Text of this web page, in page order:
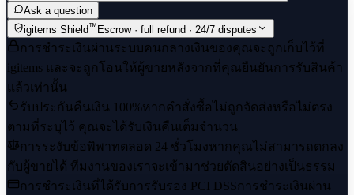
Ask a question
igitems Shield™ Escrow · full refund · 24/7 disputes
การชำระเงินผ่านระบบคนกลางเงินของคุณจะถูกเก็บไว้ที่
igitems และจะถูกโอนให้ผู้ขายหลังจากที่คุณยืนยันการรับสินค้า
แล้วเท่านั้น
รับประกันคืนเงิน 100%หากคำสั่งซื้อไม่ถูกจัดส่งหรือไม่ตรง
ตามที่ระบุไว้ คุณจะได้รับเงินคืนเต็มจำนวน
การระงับข้อพิพาทตลอด 24 ชั่วโมงหากคุณไม่สามารถตกลง
กับผู้ขายได้ ทีมงานของเราจะเข้ามาช่วยตัดสินอย่างเป็นธรรม
การชำระเงินที่ได้รับการรับรอง PCI DSSการชำระเงินผ่าน